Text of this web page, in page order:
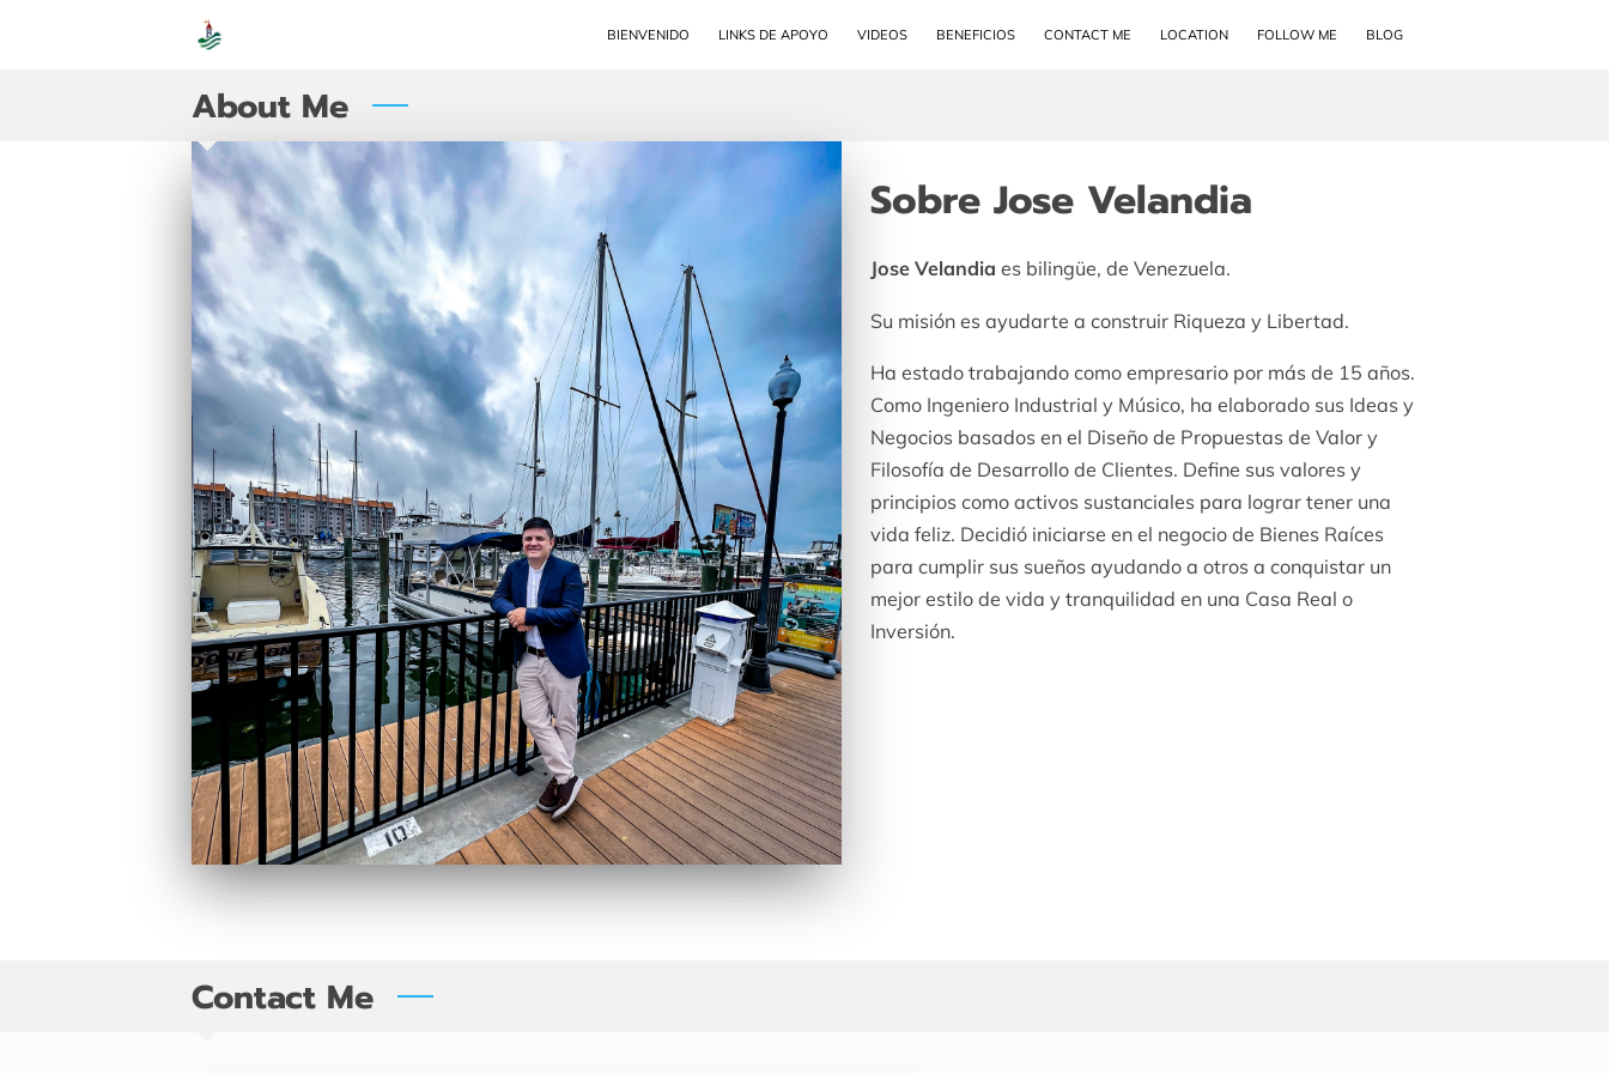
BIENVENIDO LINKS DE APOYO VIDEOS BENEFICIOS CONTACT ME LOCATION FOLLOW ME BLOG
About Me
Sobre Jose Velandia
Jose Velandia es bilingüe, de Venezuela.
Su misión es ayudarte a construir Riqueza y Libertad.
Ha estado trabajando como empresario por más de 15 años.
Como Ingeniero Industrial y Músico, ha elaborado sus Ideas y
Negocios basados en el Diseño de Propuestas de Valor y
Filosofía de Desarrollo de Clientes. Define sus valores y
principios como activos sustanciales para lograr tener una
vida feliz. Decidió iniciarse en el negocio de Bienes Raíces
para cumplir sus sueños ayudando a otros a conquistar un
mejor estilo de vida y tranquilidad en una Casa Real o
Inversión.
Contact Me